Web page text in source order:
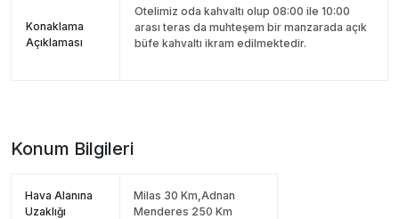
Konaklama
Açıklaması
Otelimiz oda kahvaltı olup 08:00 ile 10:00
arası teras da muhteşem bir manzarada açık
büfe kahvaltı ikram edilmektedir.
Konum Bilgileri
Hava Alanına
Uzaklığı
Milas 30 Km,Adnan
Menderes 250 Km